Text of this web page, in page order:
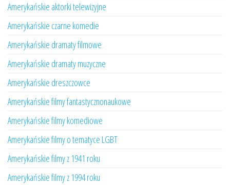
Amerykańskie aktorki telewizyjne
Amerykańskie czarne komedie
Amerykańskie dramaty filmowe
Amerykańskie dramaty muzyczne
Amerykańskie dreszczowce
Amerykańskie filmy fantastycznonaukowe
Amerykańskie filmy komediowe
Amerykańskie filmy o tematyce LGBT
Amerykańskie filmy z 1941 roku
Amerykańskie filmy z 1994 roku